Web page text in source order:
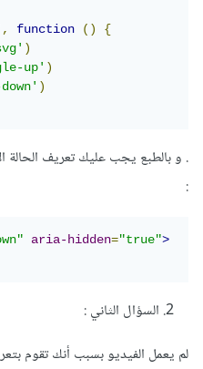
, function ()
{
)
up')
)
. و بالطبع يجب عليك تعريف الحالة
:
aria-hidden="true">